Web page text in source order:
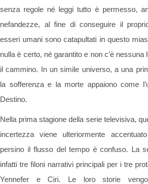
senza regole né leggi tutto è permesso,
nefandezze, al fine di conseguire il
esseri umani sono catapultati in questo
nulla è certo, né garantito e non c’è nessuna
il cammino. In un simile universo, a una
la sofferenza e la morte appaiono come
Destino.
Nella prima stagione della serie televisiva,
incertezza viene ulteriormente
persino il flusso del tempo è confuso. La
infatti tre filoni narrativi principali per i tre
Yennefer e Ciri. Le loro storie